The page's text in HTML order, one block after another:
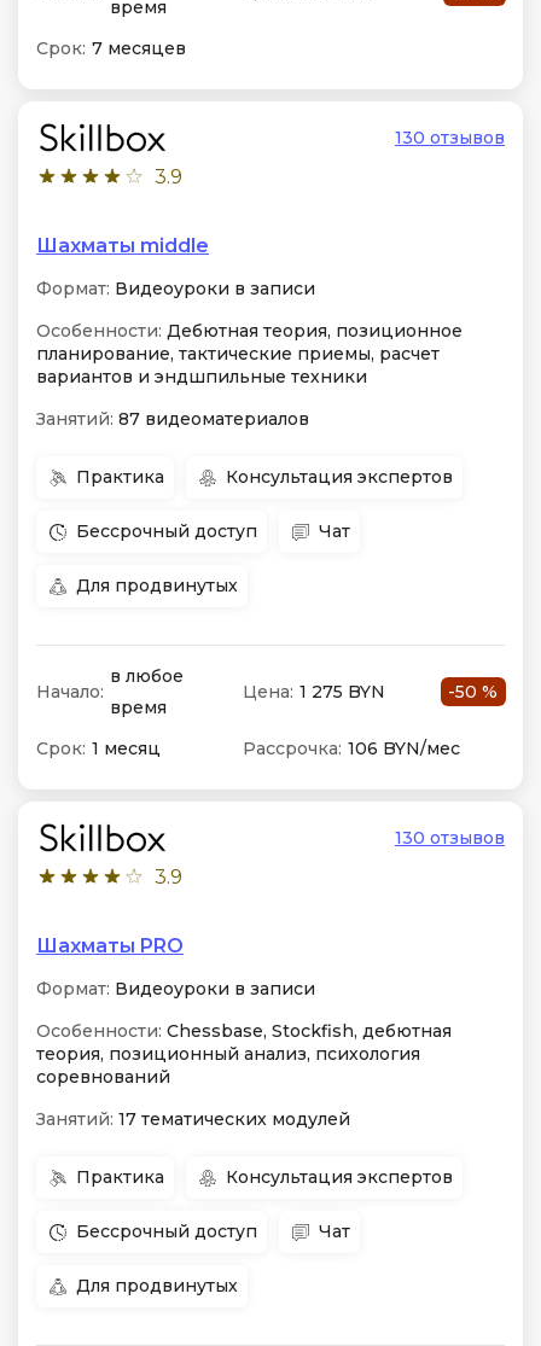
время
Срок: 7 месяцев
3.9
130 отзывов
Шахматы middle
Формат: Видеоуроки в записи
Особенности: Дебютная теория, позиционное
планирование, тактические приемы, расчет
вариантов и эндшпильные техники
Занятий: 87 видеоматериалов
Практика Консультация экспертов
Бессрочный доступ Чат
Для продвинутых
Начало:
в любое
время
Цена: 1 275 BYN -50 %
Срок: 1 месяц Рассрочка: 106 BYN/мес
3.9
130 отзывов
Шахматы PRO
Формат: Видеоуроки в записи
Особенности: Chessbase, Stockfish, дебютная
теория, позиционный анализ, психология
соревнований
Занятий: 17 тематических модулей
Практика Консультация экспертов
Бессрочный доступ Чат
Для продвинутых